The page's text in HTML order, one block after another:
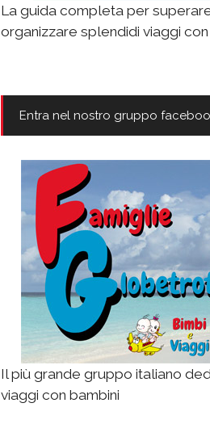
La guida completa per
organizzare splendidi viaggi con
Entra nel nostro gruppo
Il più grande gruppo italiano
viaggi con bambini